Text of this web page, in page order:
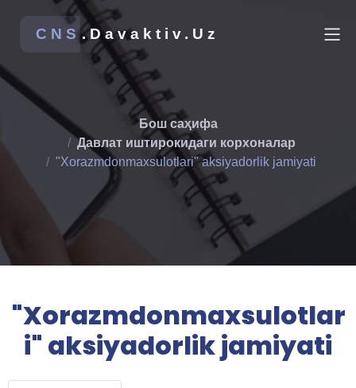
CNS.Davaktiv.Uz
Бош саҳифа
Давлат иштирокидаги корхоналар
"Xorazmdonmaxsulotlari" aksiyadorlik jamiyati
"Xorazmdonmaxsulotlar
i" aksiyadorlik jamiyati